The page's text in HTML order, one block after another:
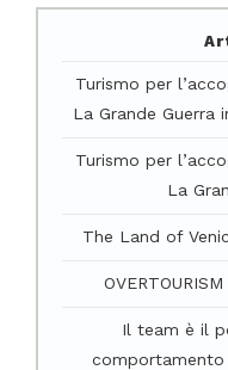
Turismo per
La Grande
Turismo per
La
The Land of
Il team è il